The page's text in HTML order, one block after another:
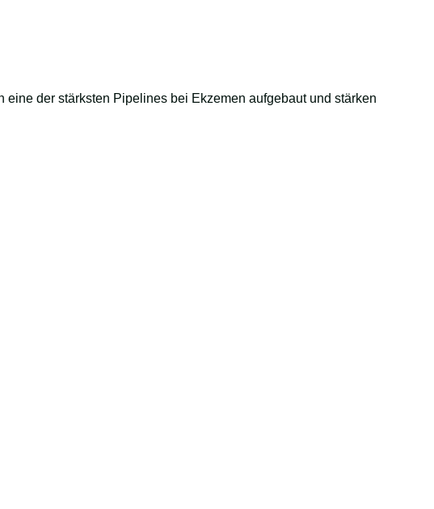
der stärksten Pipelines bei Ekzemen aufgebaut und stärken